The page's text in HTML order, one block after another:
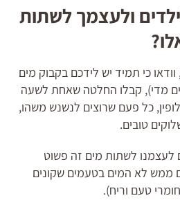
ולעצמך לשתות
כי תמיד יש לידכם בקבוק מים
מדי), קבלו החלטה שאחת לשעה
כל פעם שרוצים לנשנש משהו,
טובים.
לעצמנו לשתות מים זה פשוט
ממש לא המים בטעמים שקונים
טעם וריח).